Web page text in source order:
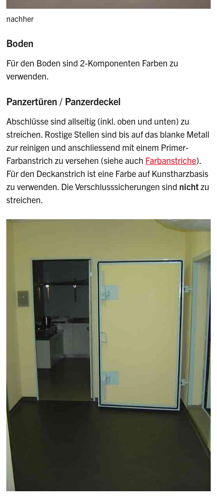
nachher
Boden
Für den Boden sind 2-Komponenten Farben zu
verwenden.
Panzertüren / Panzerdeckel
Abschlüsse sind allseitig (inkl. oben und unten) zu
streichen. Rostige Stellen sind bis auf das blanke Metall
zur reinigen und anschliessend mit einem Primer-
Farbanstrich zu versehen (siehe auch Farbanstriche).
Für den Deckanstrich ist eine Farbe auf Kunstharzbasis
zu verwenden. Die Verschlusssicherungen sind nichtzu
streichen.